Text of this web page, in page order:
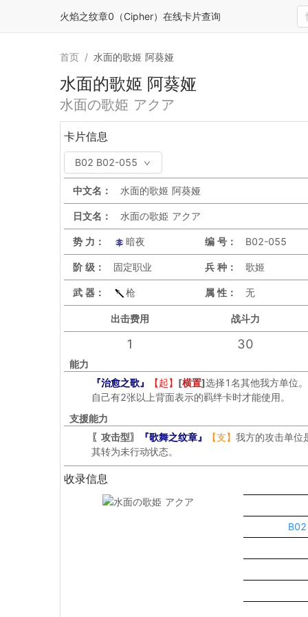
火焰之纹章0（Cipher）在线卡片查询
首页 / 水面的歌姬 阿葵娅
水面的歌姬 阿葵娅
水面の歌姫 アクア
卡片信息
B02 B02-055
中文名： 水面的歌姬 阿葵娅
日文名： 水面の歌姫 アクア
编 号： B02-055
势 力： 暗夜
阶 级： 固定职业 兵 种： 歌姬
武 器： 枪 属 性： 无
出击费用 战斗力
1 30
能力
『治愈之歌』
【起】 [横置]选择1名其他我方单位
自己有2张以上背面表示的羁绊卡时才能使用。
支援能力
〖攻击型〗
『歌舞之纹章』 【支】 我方的攻击单位
其转为未行动状态。
收录信息